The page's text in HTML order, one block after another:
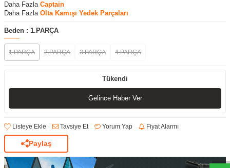
Daha Fazla Captain
Daha Fazla Olta Kamışı Yedek Parçaları
Beden : 1.PARÇA
1.PARÇA 2.PARÇA 3.PARÇA 4.PARÇA
Tükendi
Gelince Haber Ver
Listeye Ekle Tavsiye Et Yorum Yap Fiyat Alarmı
Paylaş